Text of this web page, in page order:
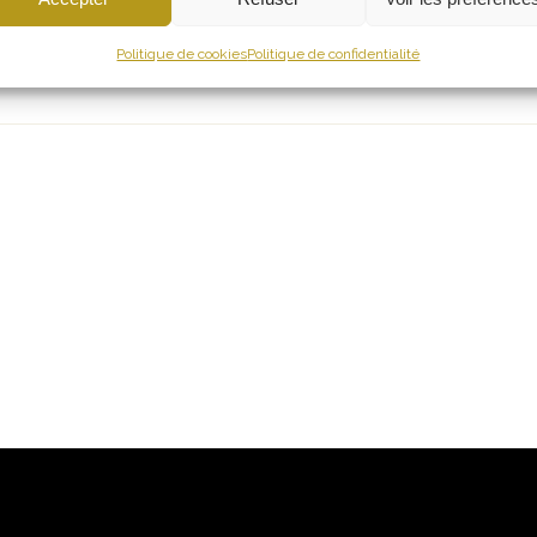
Politique de cookiesPolitique de confidentialité